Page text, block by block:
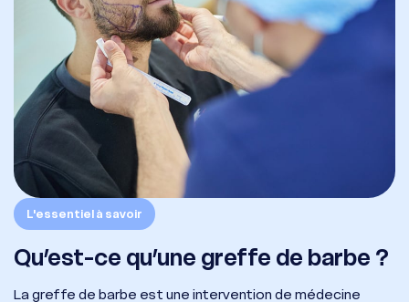
L'essentiel à savoir
Qu’est-ce qu’une greffe de barbe ?
La greffe de barbe est une intervention de médecine